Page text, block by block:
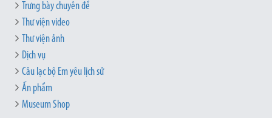
Trưng bày chuyên đề
Thư viện video
Thư viện ảnh
Dịch vụ
Câu lạc bộ Em yêu lịch sử
Ấn phẩm
Museum Shop